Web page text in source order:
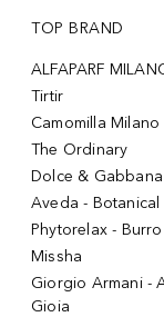
TOP BRAND
ALFAPARF
Tirtir
Camomilla Milano
The Ordinary
Dolce &
Aveda - Botanical
Phytorelax -
Missha
Giorgio Armani -
Gioia